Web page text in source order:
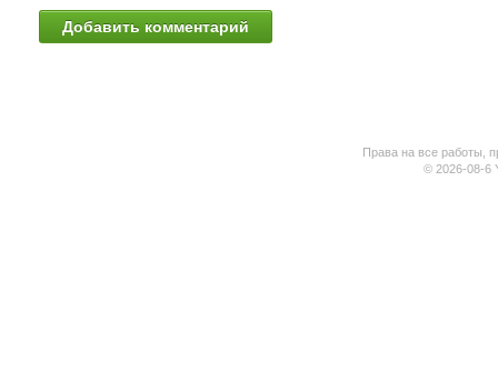
Права на все работы,
© 2026-08-6